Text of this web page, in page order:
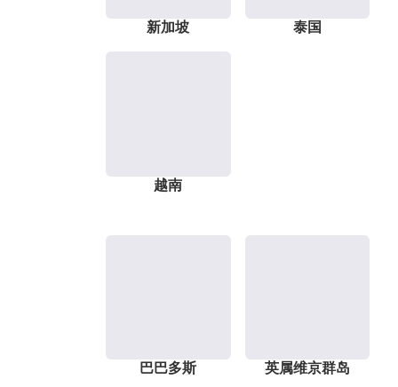
新加坡 泰国
越南
巴巴多斯 英属维京群岛